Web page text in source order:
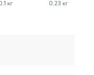
кг
0.23 кг